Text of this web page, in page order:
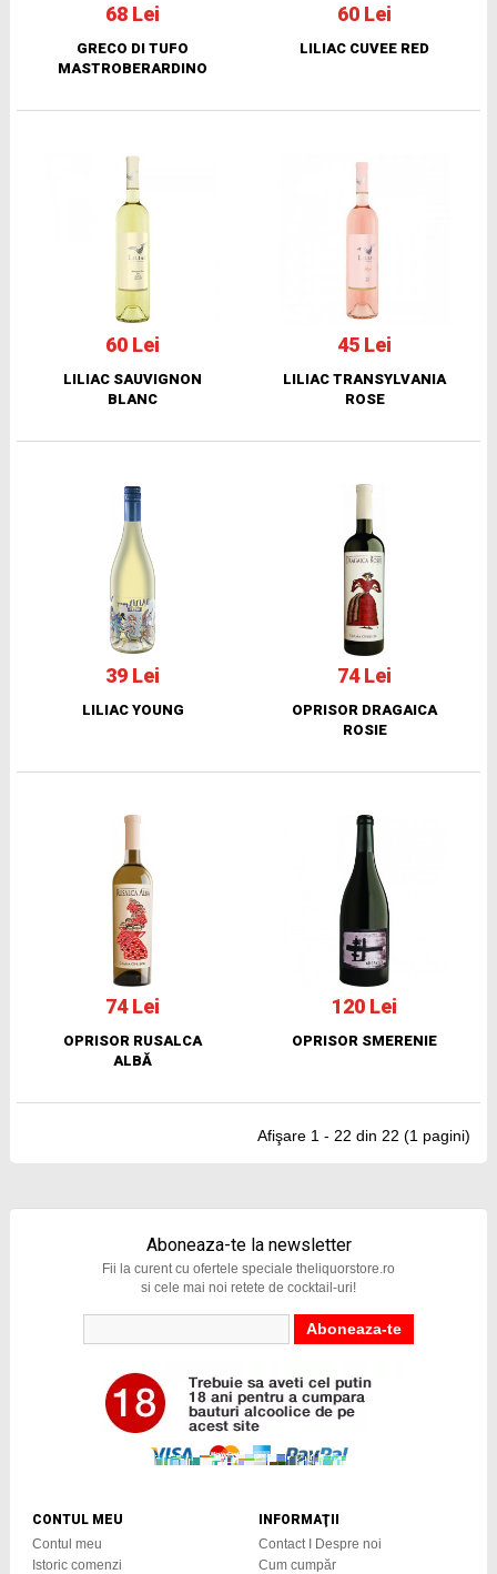
68 Lei
GRECO DI TUFO
MASTROBERARDINO
60 Lei
LILIAC CUVEE RED
60 Lei
LILIAC SAUVIGNON
BLANC
45 Lei
LILIAC TRANSYLVANIA
ROSE
39 Lei
LILIAC YOUNG
74 Lei
OPRISOR DRAGAICA
ROSIE
74 Lei
OPRISOR RUSALCA
ALBĂ
120 Lei
OPRISOR SMERENIE
Afişare 1 - 22 din 22 (1 pagini)
Aboneaza-te la newsletter
Fii la curent cu ofertele speciale theliquorstore.ro
si cele mai noi retete de cocktail-uri!
CONTUL MEU
Contul meu
Istoric comenzi
INFORMAŢII
Contact I Despre noi
Cum cumpăr